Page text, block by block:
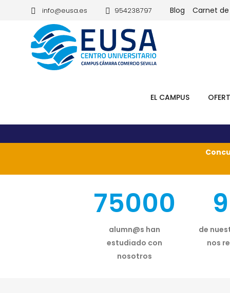
info@eusa.es 954238797 Blog Carnet
EL CAMPUS
75000
alumn@s han
estudiado con
nosotros
de
nos